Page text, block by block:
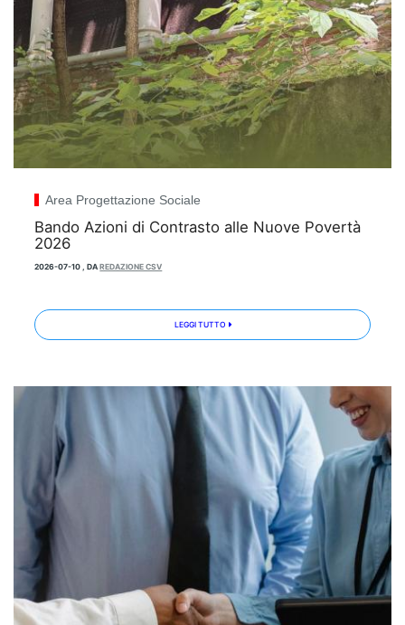
Area Progettazione Sociale
Bando Azioni di Contrasto alle Nuove Povertà
2026
2026-07-10 ,DAREDAZIONE CSV
LEGGI TUTTO